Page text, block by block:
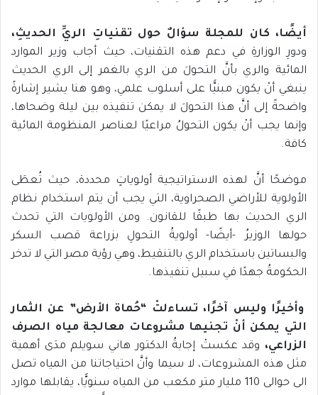
أيضًا، كان للمجلة سؤالٌ حول تقنياتِ الريِّ الحديثِ،
ودورِ الوزارةِ في دعم هذه التقنيات، حيث أجاب وزير الموارد
المائية والري بأنَّ التحولَ من الري بالغمر إلى الري الحديث
ينبغي أنْ يكون مبنيًّا على أسلوب علمي، وهو هنا يشير إشارةً
واضحةً إلى أنَّ هذا التحولَ لا يمكن تنفيذه بين ليلة وضحاها،
وإنما يجب أنْ يكون التحولُ مراعيًا لعناصر المنظومة المائية
كافة.
موضحًا أنَّ لهذه الاستراتيجية أولوياتٍ محددة، حيث تُعطَى
الأولوية للأراضي الصحراوية، التي يجب أن يتم استخدام نظام
الري الحديث بها طبقًا للقانون. ومن الأولويات التي تحدث
حولها الوزيرُ -أيضًا- أولويةُ التحولِ بزراعة قصب السكر
والبساتين باستخدام الري بالتنقيط، وهي رؤية مصر التي لا تدخر
الحكومةُ جهدًا في سبيل تنفيذها.
وأخيرًا وليس آخرًا، تساءلتْ “حُماة الأرض” عن الثمار
التي يمكن أنْ تجنيها مشروعات معالجة مياه الصرف
الزراعي، وقد عكستْ إجابةُ الدكتور هاني سويلم مدَى أهمية
مثل هذه المشروعات، لا سيما وأنَّ احتياجاتنا من المياه تصل
الى حوالى 110 مليار متر مكعب من المياه سنويًّا، يقابلها موارد